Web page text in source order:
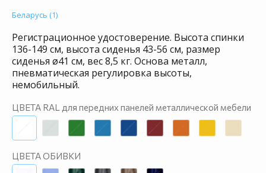
Беларусь (1)
Регистрационное удостоверение. Высота спинки
136-149 см, высота сиденья 43-56 см, размер
сиденья ø41 см, вес 8,5 кг. Основа металл,
пневматическая регулировка высоты,
немобильный.
ЦВЕТА RAL для передних панелей металлической мебели
ЦВЕТА ОБИВКИ